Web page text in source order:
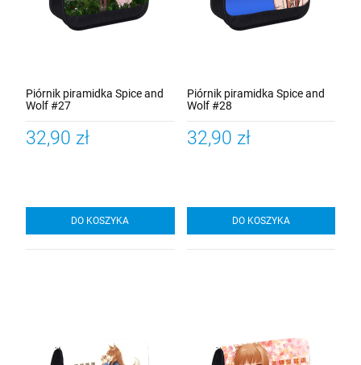
Piórnik piramidka Spice and
Wolf #27
32,90 zł
DO KOSZYKA
Piórnik piramidka Spice and
Wolf #28
32,90 zł
DO KOSZYKA